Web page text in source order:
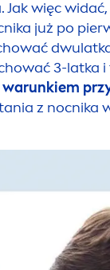
więc
już po
3-latka
z nocnika